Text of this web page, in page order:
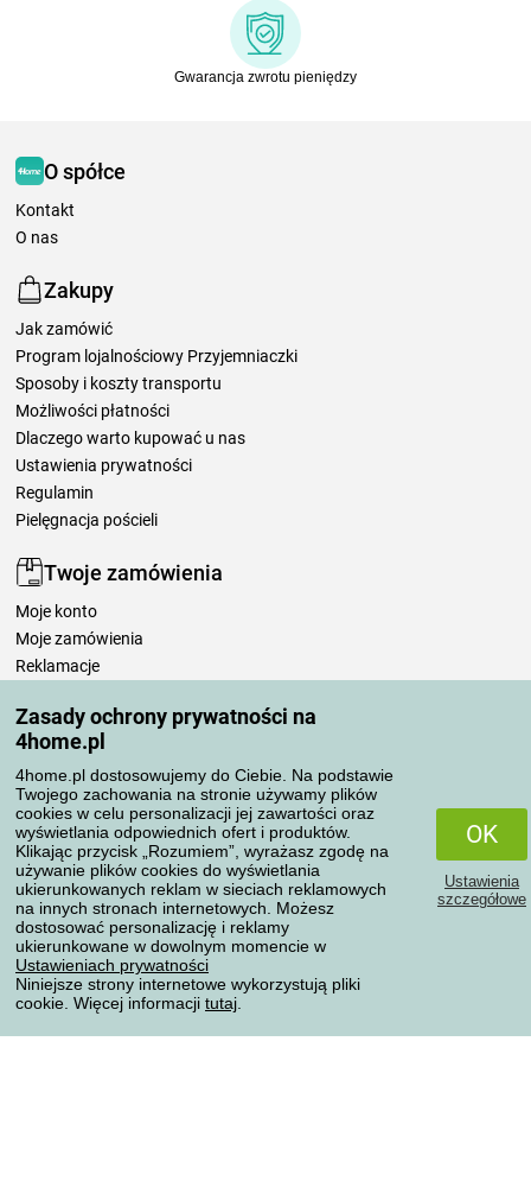
Zasady ochrony prywatności na
4home.pl
4home.pl dostosowujemy do Ciebie. Na podstawie
Twojego zachowania na stronie używamy plików
cookies w celu personalizacji jej zawartości oraz
wyświetlania odpowiednich ofert i produktów.
Klikając przycisk „Rozumiem”, wyrażasz zgodę na
używanie plików cookies do wyświetlania
ukierunkowanych reklam w sieciach reklamowych
na innych stronach internetowych. Możesz
dostosować personalizację i reklamy
ukierunkowane w dowolnym momencie w
Ustawieniach prywatności
Niniejsze strony internetowe wykorzystują pliki
cookie. Więcej informacji tutaj
OK
Ustawienia
szczegółowe
Gwarancja zwrotu pieniędzy
O spółce
Kontakt
O nas
Zakupy
Jak zamówić
Program lojalnościowy Przyjemniaczki
Sposoby i koszty transportu
Możliwości płatności
Dlaczego warto kupować u nas
Ustawienia prywatności
Regulamin
Pielęgnacja pościeli
Twoje zamówienia
Moje konto
Moje zamówienia
Reklamacje
Zasady przetwarzania recenzji
Sposoby transportu
Metody płatności
Niezawodny sklep